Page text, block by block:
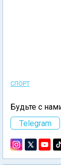
СПОРТ
Будьте с
Telegram